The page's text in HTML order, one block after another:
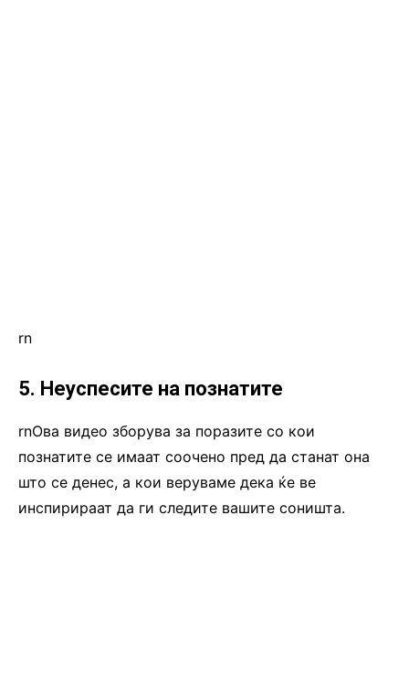
rn
5. Неуспесите на познатите
rnОва видео зборува за поразите со кои
познатите се имаат соочено пред да станат она
што се денес, а кои веруваме дека ќе ве
инспирираат да ги следите вашите соништа.